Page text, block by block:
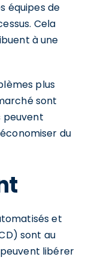
équipes de
Cela
à une
plus
sont
peuvent
du
et
sont au
libérer